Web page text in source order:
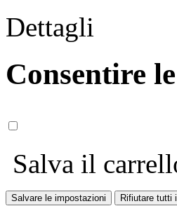
Dettagli
Consentire
Salva il
Salvare le impostazioni Rifiutare tutti